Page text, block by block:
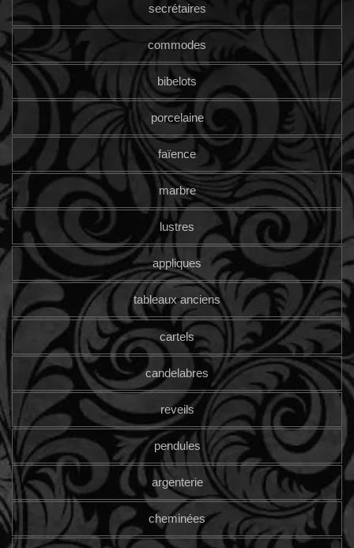
secrétaires
commodes
bibelots
porcelaine
faïence
marbre
lustres
appliques
tableaux anciens
cartels
candelabres
reveils
pendules
argenterie
cheminées